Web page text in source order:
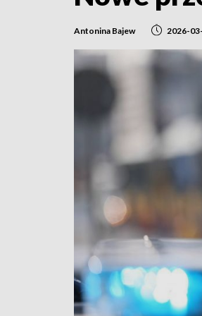
Antonina Bajew 2026-